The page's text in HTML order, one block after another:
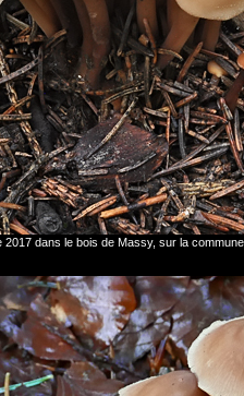
2017 dans le bois de Massy, sur la